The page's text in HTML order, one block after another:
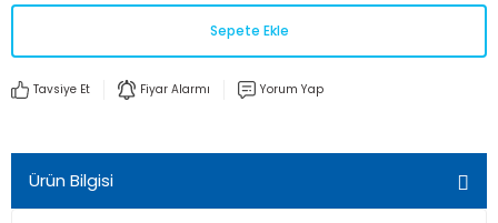
Sepete Ekle
Tavsiye Et Fiyar Alarmı Yorum Yap
Ürün Bilgisi